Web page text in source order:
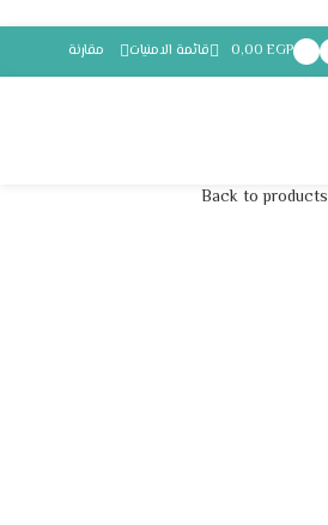
0,00EGP قائمة الامنيات مقارنة
Back to products